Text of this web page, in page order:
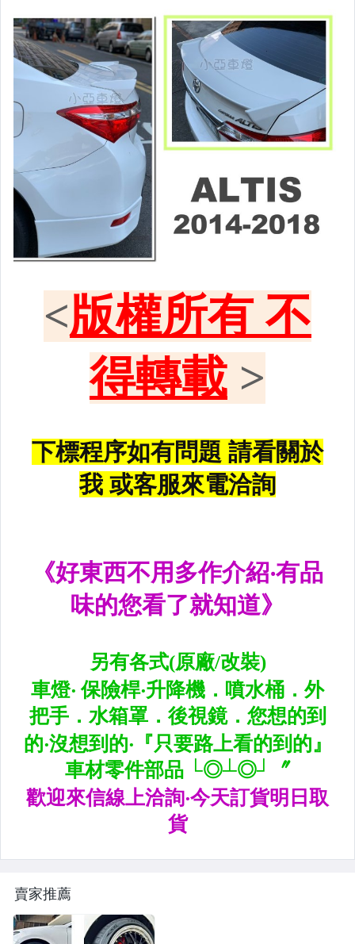
客製=光圈魚眼導光條日行燈系列
超薄型HID氙氣燈泡.大燈燈泡
通用型DRL日行燈.R8日行燈
原廠型=角燈.晶鑽.黑框.黃角燈
前保桿小燈.晶鑽.黑框小燈
LED側燈.晶鑽.燻黑.黃側燈
原廠型尾燈.紅白晶鑽尾燈
黑框尾燈.圓燈型尾燈.LED尾燈
前後保桿側燈.後保桿LED反光片
原廠型霧燈.晶鑽及燻黑霧燈.
各車系LED後保桿下霧燈
專用型魚眼霧燈.光圈魚眼霧燈
LED第三剎車燈.LED燈泡
各車系專用DRL日行燈
升降機.汽車零件.鈑金零件
內.外把手.後視鏡.LED後視鏡
大燈框.後燈框.側燈框.霧燈框
煞車油門踏板.冷光迎賓踏板
排氣管.內龜板.下護板.擋泥板
牌照燈.室內燈.照地燈
原廠改裝水箱罩.通風網
各車系燈眉.空力套件
賣家推薦